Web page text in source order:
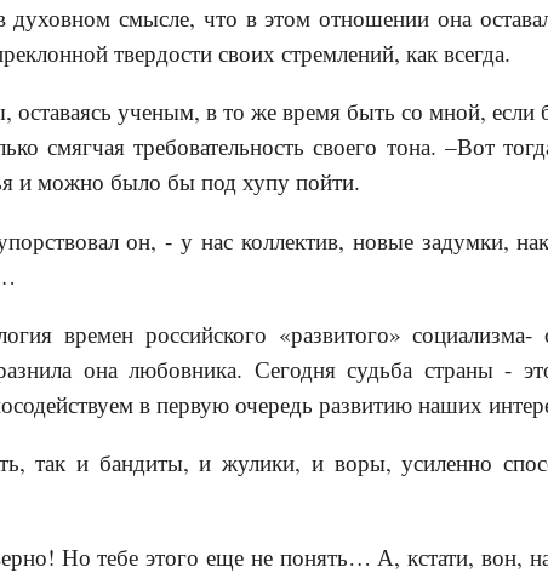
духовном смысле, что в этом отношении она
твердости своих стремлений, как всегда.
ученым, в то же время быть со мной, если
смягчая требовательность своего тона. –Вот
и можно было бы под хупу пойти.
он, - у нас коллектив, новые задумки,
времен российского «развитого»
она любовника. Сегодня судьба страны -
в первую очередь развитию наших
так и бандиты, и жулики, и воры, усиленно
Но тебе этого еще не понять… А, кстати, вон,